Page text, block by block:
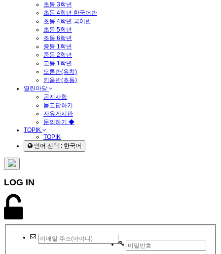
초등 3학년
초등 4학년 한국어반
초등 4학년 국어반
초등 5학년
초등 6학년
중등 1학년
중등 2학년
고등 1학년
오름반(유치)
키움반(초등)
열린마당
공지사항
묻고답하기
자유게시판
문의하기 ◆
TOPIK
TOPIK
언어 선택 : 한국어
LOG IN